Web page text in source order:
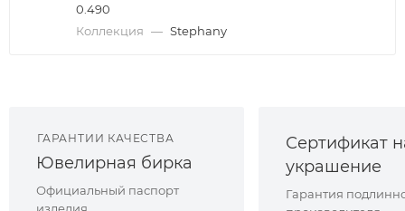
0.490
Коллекция — Stephany
ГАРАНТИИ КАЧЕСТВА
Ювелирная бирка
Официальный паспорт
изделия
Сертификат
украшение
Гарантия